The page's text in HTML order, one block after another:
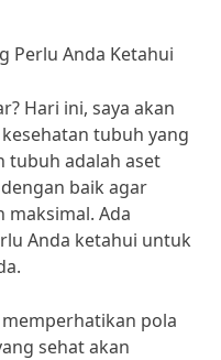
Perlu Anda Ketahui
Hari ini, saya akan
tubuh yang
tubuh adalah aset
baik agar
maksimal. Ada
Anda ketahui untuk
pola
sehat akan